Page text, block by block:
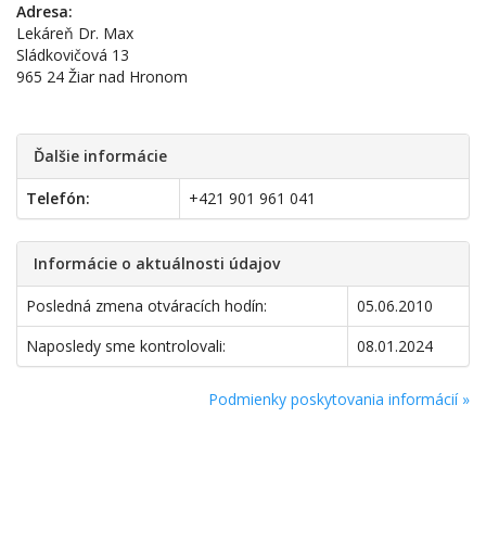
Adresa:
Lekáreň Dr. Max
Sládkovičová 13
965 24 Žiar nad Hronom
Ďalšie informácie
Telefón: +421 901 961 041
Informácie o aktuálnosti údajov
Posledná zmena otváracích hodín:
05.06.2010
Naposledy sme kontrolovali:
08.01.2024
Podmienky poskytovania informácií »